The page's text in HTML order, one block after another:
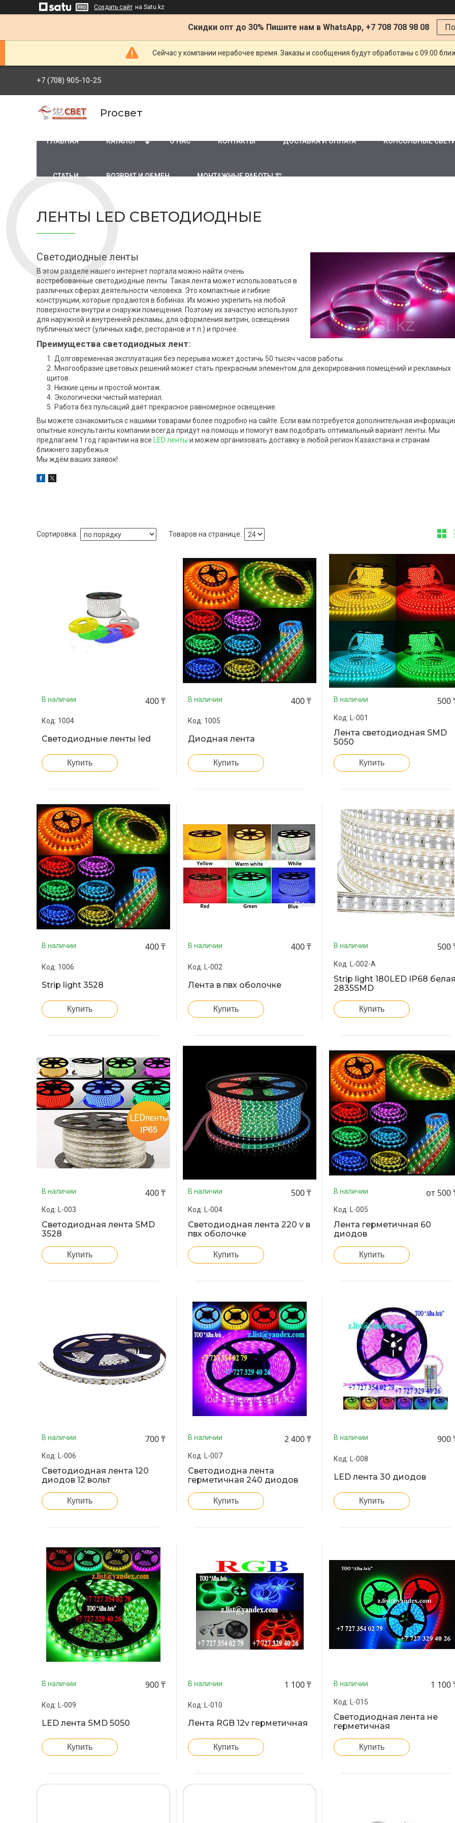
Создать сайт на Satu.kz
Скидки опт до 30% Пишите нам в WhatsApp, +7 708 708 98 08
Сейчас у компании нерабочее время. Заказы и сообщения будут обработаны с 09:00
+7 (708) 905-10-25
Proсвет
ГЛАВНАЯ КАТАЛОГ О НАС КОНТАКТЫ ДОСТАВКА И ОПЛАТА КОНСОЛЬНЫЕ
СТАТЬИ ВОЗВРАТ И ОБМЕН МОНТАЖНЫЕ РАБОТЫ 🏗
ЛЕНТЫ LED СВЕТОДИОДНЫЕ
Светодиодные ленты
В этом разделе нашего интернет портала можно найти очень
востребованные светодиодные ленты. Такая лента может использоваться в
различных сферах деятельности человека. Это компактные и гибкие
конструкции, которые продаются в бобинах. Их можно укрепить на любой
поверхности внутри и снаружи помещения. Поэтому их зачастую используют
для наружной и внутренней рекламы, для оформления витрин, освещения
публичных мест (уличных кафе, ресторанов и т.п.) и прочее.
Преимущества светодиодных лент:
Долговременная эксплуатация без перерыва может достичь 50 тысяч часов работы.
Многообразие цветовых решений может стать прекрасным элементом для декорирования помещений и рекламных
щитов.
Низкие цены и простой монтаж.
Экологически чистый материал.
Работа без пульсаций даёт прекрасное равномерное освещение.
Вы можете ознакомиться с нашими товарами более подробно на сайте. Если вам потребуется дополнительная
опытные консультанты компании всегда придут на помощь и помогут вам подобрать оптимальный вариант ленты. Мы
предлагаем 1 год гарантии на все
LED ленты и можем организовать доставку в любой регион Казахстана и странам
ближнего зарубежья.
Мы ждём ваших заявок!
В наличии 400 ₸
1004
Светодиодные ленты led
Купить
В наличии 400 ₸
1005
Диодная лента
Купить
В наличии 500
L-001
Лента светодиодная SMD
5050
Купить
В наличии 400 ₸
1006
Strip light 3528
Купить
В наличии 400 ₸
L-002
Лента в пвх оболочке
Купить
В наличии 500
L-002-A
Strip light 180LED IP68
2835SMD
Купить
В наличии 400 ₸
L-003
Светодиодная лента SMD
3528
Купить
В наличии 500 ₸
L-004
Светодиодная лента 220 v в
пвх оболочке
Купить
В наличии от 500
L-005
Лента герметичная 60
диодов
Купить
В наличии 700 ₸
L-006
Светодиодная лента 120
диодов 12 вольт
Купить
В наличии 2 400 ₸
L-007
Светодиодна лента
герметичная 240 диодов
Купить
В наличии 900
L-008
LED лента 30 диодов
Купить
В наличии 900 ₸
L-009
LED лента SMD 5050
Купить
В наличии 1 100 ₸
L-010
Лента RGB 12v герметичная
Купить
В наличии 1 100
L-015
Светодиодная лента не
герметичная
Купить